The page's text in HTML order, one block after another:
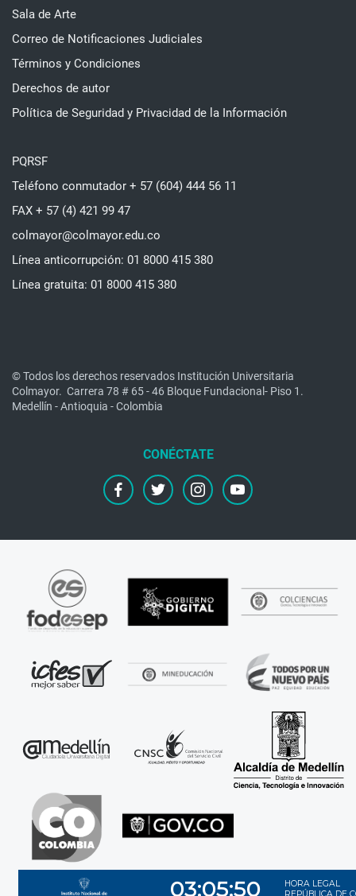
Sala de Arte
Correo de Notificaciones Judiciales
Términos y Condiciones
Derechos de autor
Política de Seguridad y Privacidad de la Información
PQRSF
Teléfono conmutador + 57 (604) 444 56 11
FAX + 57 (4) 421 99 47
colmayor@colmayor.edu.co
Línea anticorrupción: 01 8000 415 380
Línea gratuita: 01 8000 415 380
© Todos los derechos reservados Institución Universitaria
Colmayor. Carrera 78 # 65 - 46 Bloque Fundacional- Piso 1.
Medellín - Antioquia - Colombia